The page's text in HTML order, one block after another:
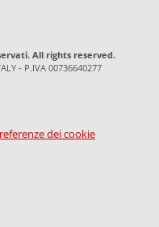
All rights reserved.
- P.IVA 00736640277
dei cookie